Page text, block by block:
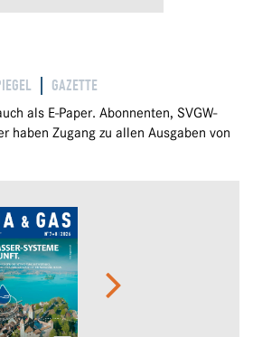
GAZETTE
als E-Paper. Abonnenten, SVGW-
haben Zugang zu allen Ausgaben von